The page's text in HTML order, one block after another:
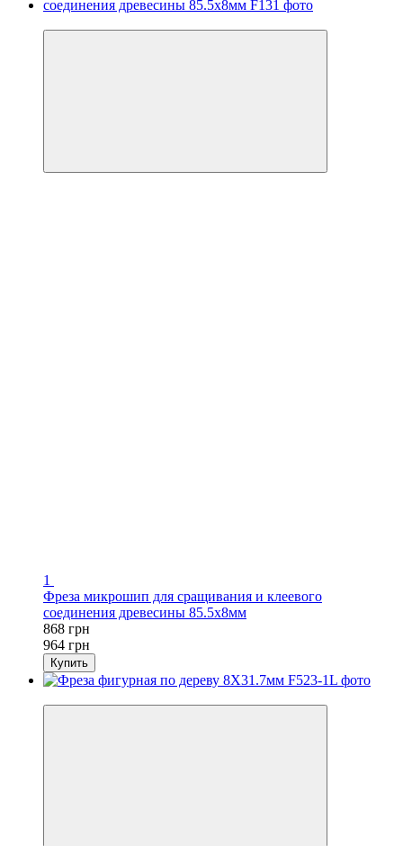
1
Фреза микрошип для сращивания и клеевого
соединения древесины 85.5х8мм
868 грн
964 грн
Купить